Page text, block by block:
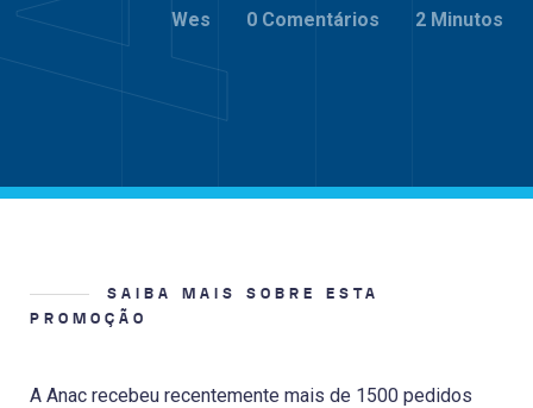
Wes
0 Comentários
2 Minutos
SAIBA MAIS SOBRE ESTA
PROMOÇÃO
A Anac recebeu recentemente mais de 1500 pedidos